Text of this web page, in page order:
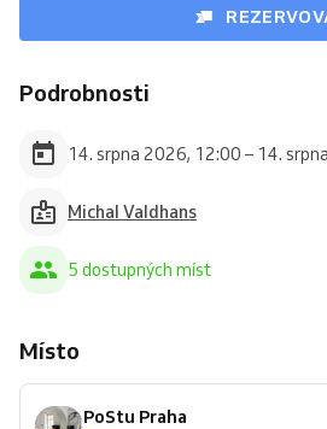
Podrobnosti
14. srpna 2026, 12:00 – 14.
Michal Valdhans
5 dostupných míst
Místo
PoStu Praha